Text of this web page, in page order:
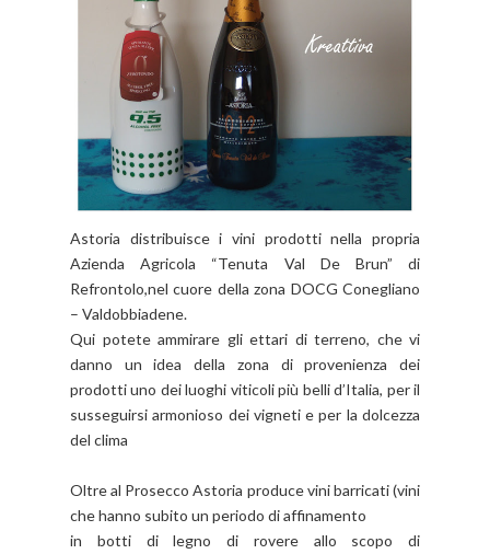
Astoria distribuisce i vini prodotti nella propria
Azienda Agricola “Tenuta Val De Brun” di
Refrontolo,nel cuore della zona DOCG Conegliano
– Valdobbiadene.
Qui potete ammirare gli ettari di terreno, che vi
danno un idea della zona di provenienza dei
prodotti uno dei luoghi viticoli più belli d’Italia, per il
susseguirsi armonioso dei vigneti e per la dolcezza
del clima
Oltre al Prosecco Astoria produce vini barricati (vini
che hanno subito un periodo di affinamento
in botti di legno di rovere allo scopo di